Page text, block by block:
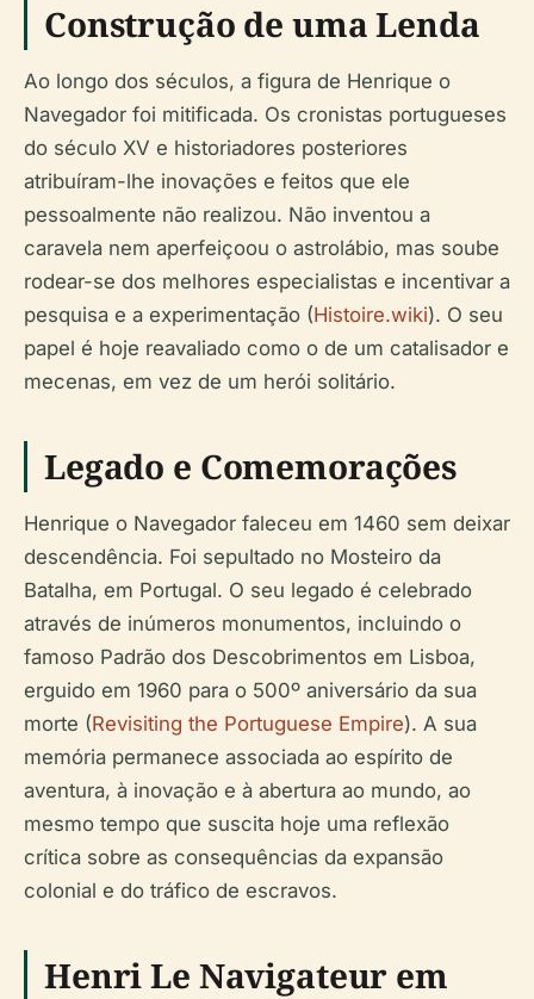
Construção de uma Lenda
Ao longo dos séculos, a figura de Henrique o
Navegador foi mitificada. Os cronistas portugueses
do século XV e historiadores posteriores
atribuíram-lhe inovações e feitos que ele
pessoalmente não realizou. Não inventou a
caravela nem aperfeiçoou o astrolábio, mas soube
rodear-se dos melhores especialistas e incentivar a
pesquisa e a experimentação (Histoire.wiki). O seu
papel é hoje reavaliado como o de um catalisador e
mecenas, em vez de um herói solitário.
Legado e Comemorações
Henrique o Navegador faleceu em 1460 sem deixar
descendência. Foi sepultado no Mosteiro da
Batalha, em Portugal. O seu legado é celebrado
através de inúmeros monumentos, incluindo o
famoso Padrão dos Descobrimentos em Lisboa,
erguido em 1960 para o 500º aniversário da sua
morte (Revisiting the Portuguese Empire). A sua
memória permanece associada ao espírito de
aventura, à inovação e à abertura ao mundo, ao
mesmo tempo que suscita hoje uma reflexão
crítica sobre as consequências da expansão
colonial e do tráfico de escravos.
Henri Le Navigateur em